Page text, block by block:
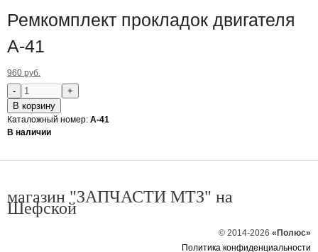
Ремкомплект прокладок двигателя
А-41
960 руб.
В корзину
Каталожный номер: А-41
В наличии
магазин "ЗАПЧАСТИ МТЗ" на
Шефской
© 2014-2026 «Полюс»
Политика конфиденциальности